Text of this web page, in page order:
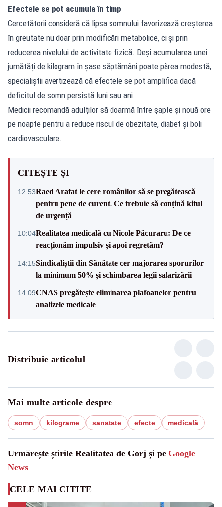
Efectele se pot acumula în timp
Cercetătorii consideră că lipsa somnului favorizează creșterea
în greutate nu doar prin modificări metabolice, ci și prin
reducerea nivelului de activitate fizică. Deși acumularea unei
jumătăți de kilogram în șase săptămâni poate părea modestă,
specialiștii avertizează că efectele se pot amplifica dacă
deficitul de somn persistă luni sau ani.
Medicii recomandă adulților să doarmă între șapte și nouă ore
pe noapte pentru a reduce riscul de obezitate, diabet și boli
cardiovasculare.
CITEȘTE ȘI
12:53Raed Arafat le cere românilor să se pregătească
pentru pene de curent. Ce trebuie să conțină kitul
de urgență
10:04Realitatea medicală cu Nicole Păcuraru: De ce
reacționăm impulsiv și apoi regretăm?
14:15Sindicaliștii din Sănătate cer majorarea sporurilor
la minimum 50% și schimbarea legii salarizării
14:09CNAS pregătește eliminarea plafoanelor pentru
analizele medicale
Distribuie articolul
Mai multe articole despre
somn kilograme sanatate efecte medicală
Urmărește știrile Realitatea de Gorj și pe Google
News
CELE MAI CITITE